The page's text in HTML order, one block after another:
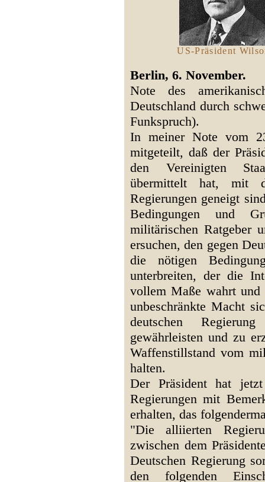
US-Präsident
Berlin, 6. November.
Note des
Deutschland durch
Funkspruch).
In meiner Note vom
mitgeteilt, daß der
den Vereinigten
übermittelt hat, mit
Regierungen geneigt
Bedingungen und
militärischen Ratgeber
ersuchen, den gegen
die nötigen
unterbreiten, der die
vollem Maße wahrt und
unbeschränkte Macht
deutschen
gewährleisten und zu
Waffenstillstand vom
halten.
Der Präsident hat
Regierungen mit
erhalten, das
"Die alliierten
zwischen dem
Deutschen Regierung
den folgenden